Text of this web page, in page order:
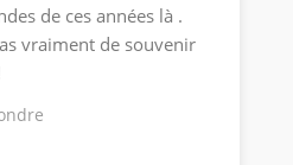
de ces années là .
vraiment de souvenir